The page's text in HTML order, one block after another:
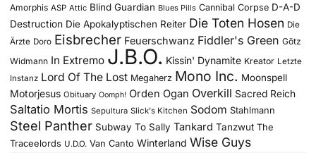
Amorphis ASP Attic Blind Guardian Blues Pills Cannibal Corpse D-A-D
Destruction Die Apokalyptischen Reiter Die Toten Hosen Die
Ärzte Doro Eisbrecher Feuerschwanz Fiddler's Green Götz
Widmann In Extremo J.B.O. Kissin' Dynamite Kreator Letzte
Instanz Lord Of The Lost Megaherz Mono Inc. Moonspell
Motorjesus Obituary Oomph! Orden Ogan Overkill Sacred Reich
Saltatio Mortis Sepultura Slick's Kitchen Sodom Stahlmann
Steel Panther Subway To Sally Tankard Tanzwut The
Traceelords U.D.O. Van Canto Winterland Wise Guys